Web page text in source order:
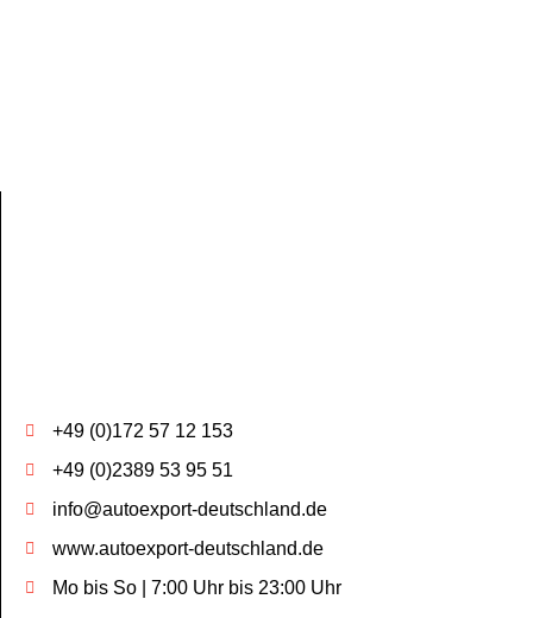
+49 (0)172 57 12 153
+49 (0)2389 53 95 51
info@autoexport-deutschland.de
www.autoexport-deutschland.de
Mo bis So | 7:00 Uhr bis 23:00 Uhr